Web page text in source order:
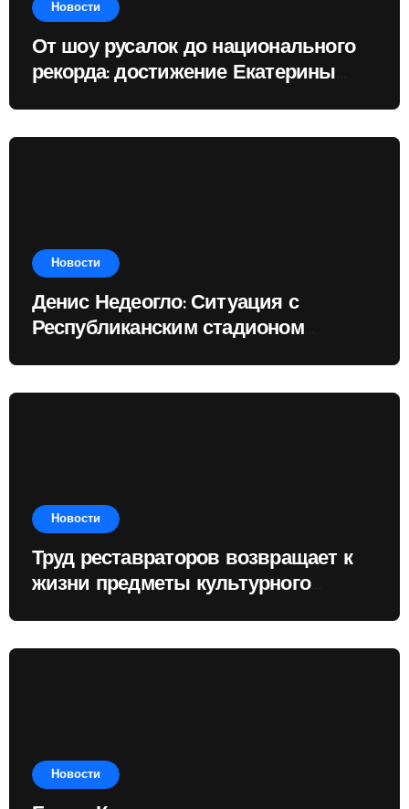
Новости
От шоу русалок до национального
рекорда: достижение Екатерины
Новости
Денис Недеогло: Ситуация с
Республиканским стадионом
Новости
Труд реставраторов возвращает к
жизни предметы культурного
Новости